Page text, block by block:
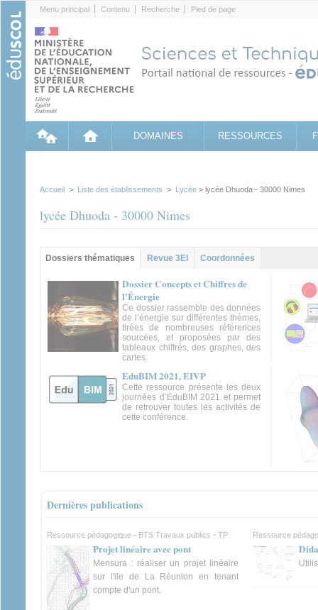
Menu principal Contenu Recherche Pied de page
DOMAINES RESSOURCES
Accueil > Liste des établissements > Lycée > lycée Dhuoda - 30000 Nimes
lycée Dhuoda - 30000 Nimes
Groupe principal
Dossiers thématiques (onglet
actif)
Revue 3EI Coordonnées
Dossier Concepts et Chiffres de
l'Énergie
Ce dossier rassemble des données
de l’énergie sur différentes thèmes,
tirées de nombreuses références
sourcées, et proposées par des
tableaux chiffrés, des graphes, des
cartes.
EduBIM 2021, EIVP
Cette ressource présente les deux
journées d’EduBIM 2021 et permet
de retrouver toutes les activités de
cette conférence.
Dernières publications
Ressource pédagogique - BTS Travaux publics - TP
Projet linéaire avec pont
Mensura : réaliser un projet linéaire
sur l'ile de La Réunion en tenant
compte d'un pont.
Ressource